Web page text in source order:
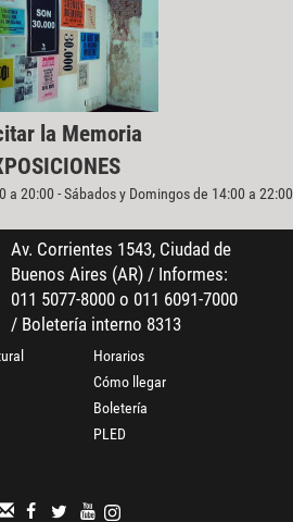
la Memoria
a 20:00 - Sábados y Domingos de 14:00 a 22:00
Av. Corrientes 1543, Ciudad de
Buenos Aires (AR) / Informes:
011 5077-8000 o 011 6091-7000
/ Boletería interno 8313
Horarios
Cómo llegar
Boletería
PLED